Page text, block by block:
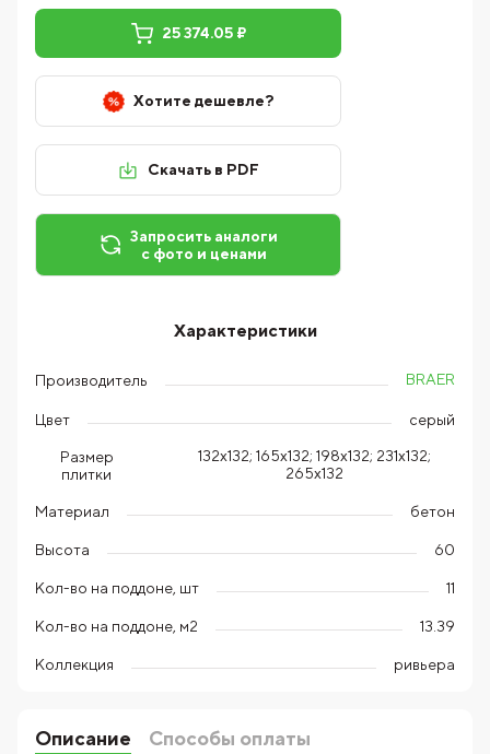
25 374.05 ₽
Хотите дешевле?
Скачать в PDF
Запросить аналоги
с фото и ценами
Характеристики
Производитель BRAER
Цвет серый
Размер
плитки
132х132; 165х132; 198х132; 231х132;
265x132
Материал бетон
Высота 60
Кол-во на поддоне, шт 11
Кол-во на поддоне, м2 13.39
Коллекция ривьера
Описание
Способы оплаты